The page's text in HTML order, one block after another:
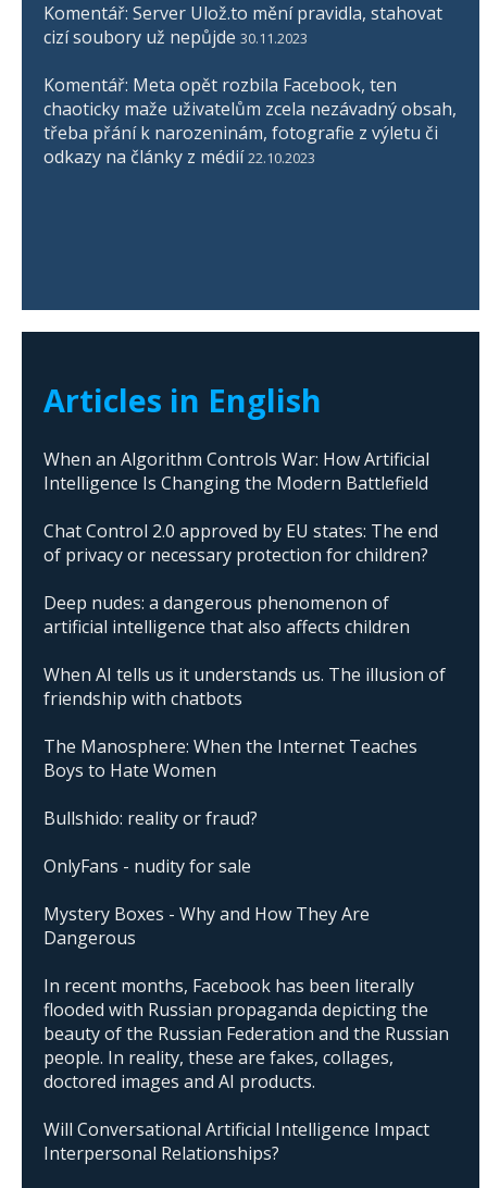
Komentář: Server Ulož.to mění pravidla, stahovat
cizí soubory už nepůjde 30.11.2023
Komentář: Meta opět rozbila Facebook, ten
chaoticky maže uživatelům zcela nezávadný obsah,
třeba přání k narozeninám, fotografie z výletu či
odkazy na články z médií 22.10.2023
Articles in English
When an Algorithm Controls War: How Artificial
Intelligence Is Changing the Modern Battlefield
Chat Control 2.0 approved by EU states: The end
of privacy or necessary protection for children?
Deep nudes: a dangerous phenomenon of
artificial intelligence that also affects children
When AI tells us it understands us. The illusion of
friendship with chatbots
The Manosphere: When the Internet Teaches
Boys to Hate Women
Bullshido: reality or fraud?
OnlyFans - nudity for sale
Mystery Boxes - Why and How They Are
Dangerous
In recent months, Facebook has been literally
flooded with Russian propaganda depicting the
beauty of the Russian Federation and the Russian
people. In reality, these are fakes, collages,
doctored images and AI products.
Will Conversational Artificial Intelligence Impact
Interpersonal Relationships?